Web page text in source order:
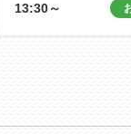
13:30～